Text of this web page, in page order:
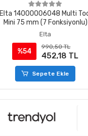
Elta 14000006048 Multi
Mini 75 mm (7 Fonksiyonlu)
Elta
%54
990,50 TL
452,18 TL
Sepete Ekle